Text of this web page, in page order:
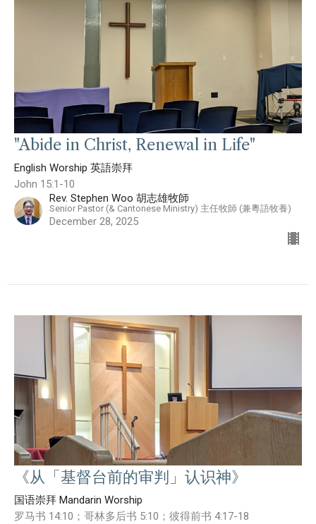
"Abide in Christ, Renewal in Life"
English Worship 英語崇拜
John 15:1-10
Rev. Stephen Woo 胡志雄牧師
Senior Pastor (& Cantonese Ministry) 主任牧師 (兼粵語牧養)
December 28, 2025
《从「基督台前的审判」认识神》
国语崇拜 Mandarin Worship
罗马书 14:10；哥林多后书 5:10；彼得前书 4:17-18